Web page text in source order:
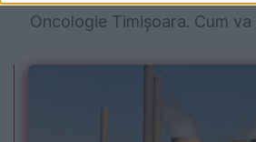
Oncologie Timișoara. Cum